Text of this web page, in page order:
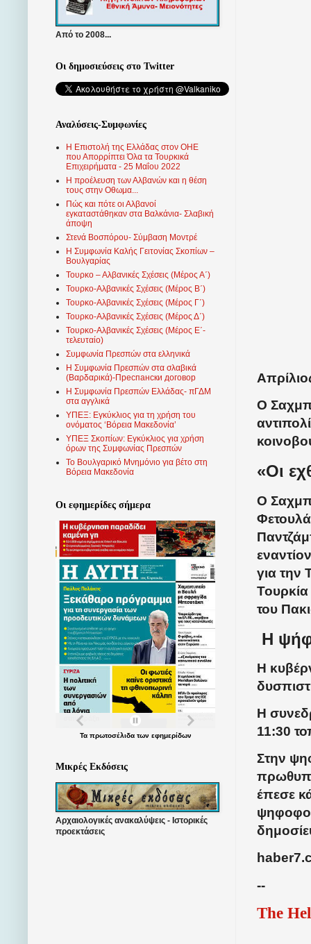
Ο
«Οι
Ο
για την
Τουρκία
του
Η
Η
Η
11:30
Στην
έπεσε
--
The
Από το 2008...
Οι δημοσιεύσεις στο Twitter
Αναλύσεις-Συμφωνίες
Η Επιστολή της Ελλάδας στον ΟΗΕ
που Απορρίπτει Όλα τα Τουρκικά
Επιχειρήματα - 25 Μαΐου 2022
Η προέλευση των Αλβανών και η θέση
τους στην Οθωμα...
Πώς και πότε οι Αλβανοί
εγκαταστάθηκαν στα Βαλκάνια- Σλαβική
άποψη
Στενά Βοσπόρου- Σύμβαση Μοντρέ
Η Συμφωνία Καλής Γειτονίας Σκοπίων –
Βουλγαρίας
Τουρκο – Αλβανικές Σχέσεις (Mέρος Α΄)
Τουρκο-Αλβανικές Σχέσεις (Μέρος Β΄)
Τουρκο-Αλβανικές Σχέσεις (Μέρος Γ΄)
Τουρκο-Αλβανικές Σχέσεις (Μέρος Δ΄)
Τουρκο-Αλβανικές Σχέσεις (Μέρος Ε΄-
τελευταίο)
Συμφωνία Πρεσπών στα ελληνικά
Η Συμφωνία Πρεσπών στα σλαβικά
(Βαρδαρικά)-Преспански договор
Η Συμφωνία Πρεσπών Ελλάδας- πΓΔΜ
στα αγγλικά
ΥΠΕΞ: Εγκύκλιος για τη χρήση του
ονόματος ‘Βόρεια Μακεδονία’
ΥΠΕΞ Σκοπίων: Εγκύκλιος για χρήση
όρων της Συμφωνίας Πρεσπών
Το Βουλγαρικό Μνημόνιο για βέτο στη
Βόρεια Μακεδονία
Οι εφημερίδες σήμερα
Τα πρωτοσέλιδατων εφημερίδων
Μικρές Εκδόσεις
Αρχαιολογικές ανακαλύψεις - Ιστορικές
προεκτάσεις